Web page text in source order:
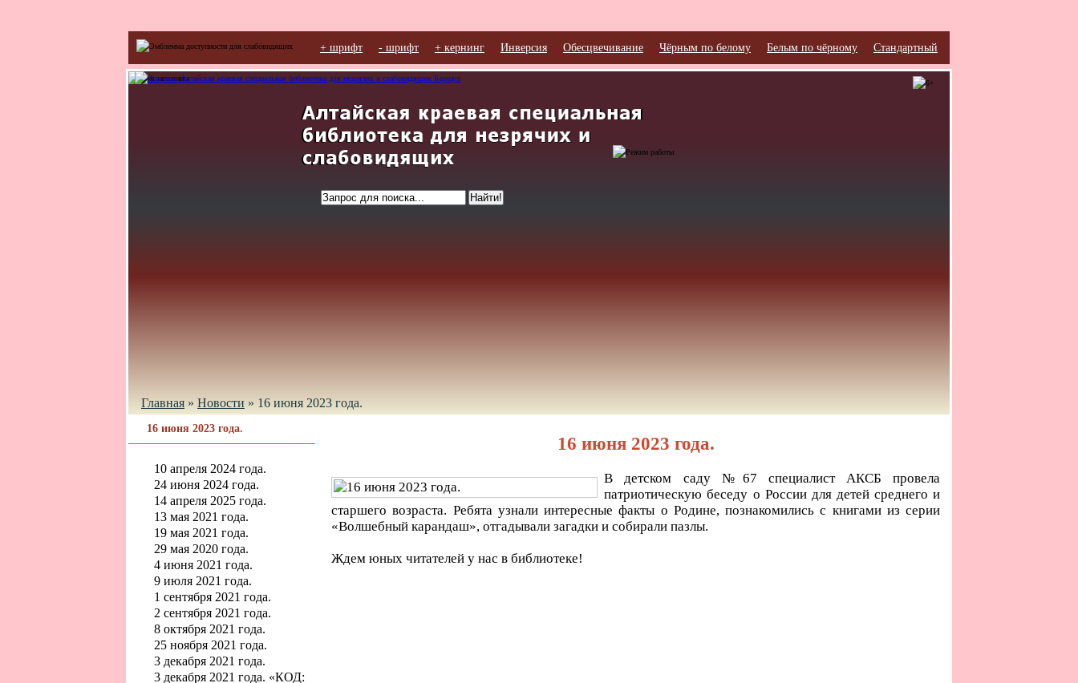
Главная » Новости » 16 июня 2023 года.
Стандартный
Белым по чёрному
Чёрным по белому
Обесцвечивание
Инверсия
+ кернинг
- шрифт
+ шрифт
16 июня 2023 года.
10 апреля 2024 года.
24 июня 2024 года.
14 апреля 2025 года.
13 мая 2021 года.
19 мая 2021 года.
29 мая 2020 года.
4 июня 2021 года.
9 июля 2021 года.
1 сентября 2021 года.
2 сентября 2021 года.
8 октября 2021 года.
25 ноября 2021 года.
3 декабря 2021 года.
3 декабря 2021 года. «КОД:
16 июня 2023 года.
В детском саду №67 специалист АКСБ провела
патриотическую беседу о России для детей среднего и
старшего возраста. Ребята узнали интересные факты о Родине, познакомились с книгами из серии
«Волшебный карандаш», отгадывали загадки и собирали пазлы.
Ждем юных читателей у нас в библиотеке!